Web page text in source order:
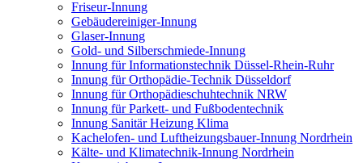
Friseur-Innung
Gebäudereiniger-Innung
Glaser-Innung
Gold- und Silberschmiede-Innung
Innung für Informationstechnik Düssel-Rhein-Ruhr
Innung für Orthopädie-Technik Düsseldorf
Innung für Orthopädieschuhtechnik NRW
Innung für Parkett- und Fußbodentechnik
Innung Sanitär Heizung Klima
Kachelofen- und Luftheizungsbauer-Innung Nordrhein
Kälte- und Klimatechnik-Innung Nordrhein